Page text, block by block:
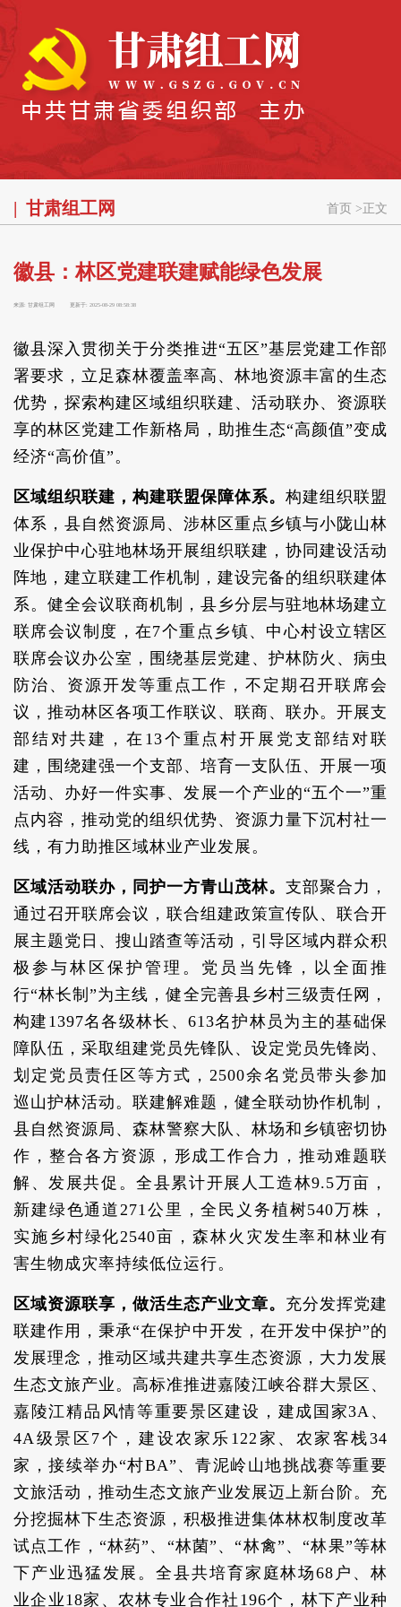
甘肃组工网 首页 > 正文
徽县：林区党建联建赋能绿色发展
来源: 甘肃组工网 更新于: 2025-08-29 08:58:38
徽县深入贯彻关于分类推进“五区”基层党建工作部
署要求，立足森林覆盖率高、林地资源丰富的生态
优势，探索构建区域组织联建、活动联办、资源联
享的林区党建工作新格局，助推生态“高颜值”变成
经济“高价值”。
区域组织联建，构建联盟保障体系。 构建组织联盟
体系，县自然资源局、涉林区重点乡镇与小陇山林
业保护中心驻地林场开展组织联建，协同建设活动
阵地，建立联建工作机制，建设完备的组织联建体
系。健全会议联商机制，县乡分层与驻地林场建立
联席会议制度，在7个重点乡镇、中心村设立辖区
联席会议办公室，围绕基层党建、护林防火、病虫
防治、资源开发等重点工作，不定期召开联席会
议，推动林区各项工作联议、联商、联办。开展支
部结对共建，在13个重点村开展党支部结对联
建，围绕建强一个支部、培育一支队伍、开展一项
活动、办好一件实事、发展一个产业的“五个一”重
点内容，推动党的组织优势、资源力量下沉村社一
线，有力助推区域林业产业发展。
区域活动联办，同护一方青山茂林。 支部聚合力，
通过召开联席会议，联合组建政策宣传队、联合开
展主题党日、搜山踏查等活动，引导区域内群众积
极参与林区保护管理。党员当先锋，以全面推
行“林长制”为主线，健全完善县乡村三级责任网，
构建1397名各级林长、613名护林员为主的基础保
障队伍，采取组建党员先锋队、设定党员先锋岗、
划定党员责任区等方式，2500余名党员带头参加
巡山护林活动。联建解难题，健全联动协作机制，
县自然资源局、森林警察大队、林场和乡镇密切协
作，整合各方资源，形成工作合力，推动难题联
解、发展共促。全县累计开展人工造林9.5万亩，
新建绿色通道271公里，全民义务植树540万株，
实施乡村绿化2540亩，森林火灾发生率和林业有
害生物成灾率持续低位运行。
区域资源联享，做活生态产业文章。 充分发挥党建
联建作用，秉承“在保护中开发，在开发中保护”的
发展理念，推动区域共建共享生态资源，大力发展
生态文旅产业。高标准推进嘉陵江峡谷群大景区、
嘉陵江精品风情等重要景区建设，建成国家3A、
4A级景区7个，建设农家乐122家、农家客栈34
家，接续举办“村BA”、青泥岭山地挑战赛等重要
文旅活动，推动生态文旅产业发展迈上新台阶。充
分挖掘林下生态资源，积极推进集体林权制度改革
试点工作，“林药”、“林菌”、“林禽”、“林果”等林
下产业迅猛发展。全县共培育家庭林场68户、林
业企业18家、农林专业合作社196个，林下产业种